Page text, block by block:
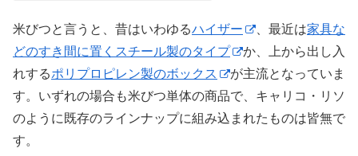
米びつと言うと、昔はいわゆるハイザー 、最近は家具な
どのすき間に置くスチール製のタイプ
か、上から出し入
れするポリプロピレン製のボックス
が主流となっていま
す。いずれの場合も米びつ単体の商品で、キャリコ・リソ
のように既存のラインナップに組み込まれたものは皆無で
す。